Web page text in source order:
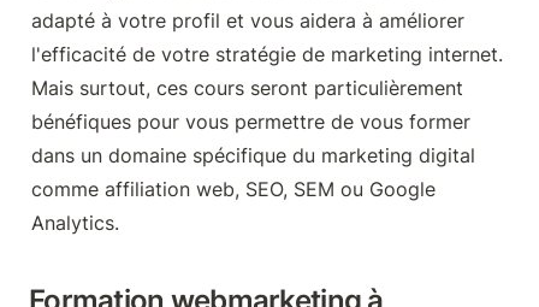
adapté à votre profil et vous aidera à améliorer
l'efficacité de votre stratégie de marketing internet.
Mais surtout, ces cours seront particulièrement
bénéfiques pour vous permettre de vous former
dans un domaine spécifique du marketing digital
comme affiliation web, SEO, SEM ou Google
Analytics.